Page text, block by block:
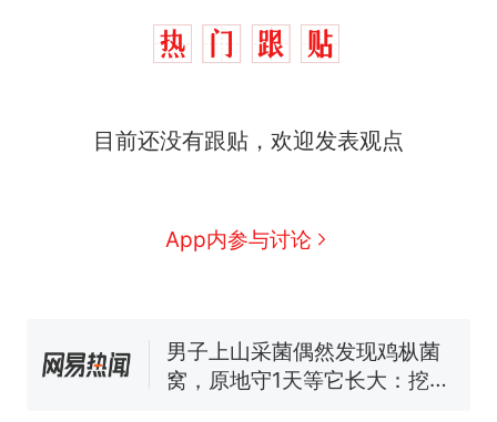
目前还没有跟贴，欢迎发表观点
App内参与讨论
新 那个在床头放菜刀的女孩，
因老师一句“跟我回家”改写了
协会回应
男子上山采菌偶然发现鸡枞菌
窝，原地守1天等它长大：挖了